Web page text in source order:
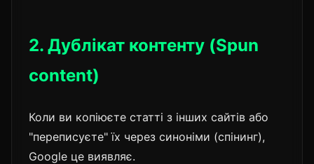
2. Дублікат контенту (Spun
content)
Коли ви копіюєте статті з інших сайтів або
"переписуєте" їх через синоніми (спінинг),
Google це виявляє.